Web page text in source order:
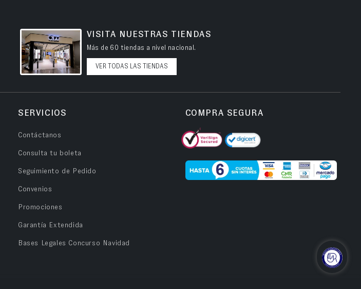
VISITA NUESTRAS TIENDAS
Más de 60 tiendas a nivel nacional.
VER TODAS LAS TIENDAS
SERVICIOS
Contáctanos
Consulta tu boleta
Seguimiento de Pedido
Convenios
Promociones
Garantía Extendida
Bases Legales Concurso Navidad
COMPRA SEGURA